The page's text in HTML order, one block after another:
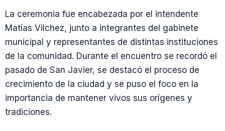
La ceremonia fue encabezada por el intendente
Matías Vilchez, junto a integrantes del gabinete
municipal y representantes de distintas instituciones
de la comunidad. Durante el encuentro se recordó el
pasado de San Javier, se destacó el proceso de
crecimiento de la ciudad y se puso el foco en la
importancia de mantener vivos sus orígenes y
tradiciones.